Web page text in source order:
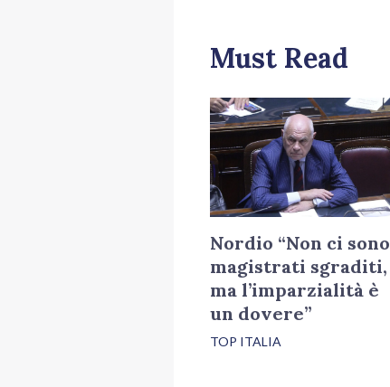
Must Read
Nordio “Non ci sono
magistrati sgraditi,
ma l’imparzialità è
un dovere”
TOP ITALIA